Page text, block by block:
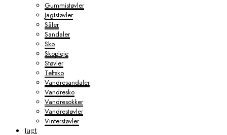
Gummistøvler
Jagtstøvler
Såler
Sandaler
Sko
Skopleje
Støvler
Teltsko
Vandresandaler
Vandresko
Vandresokker
Vandrestøvler
Vinterstøvler
Jagt